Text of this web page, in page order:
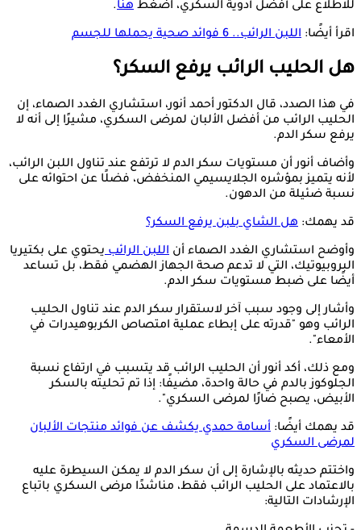
للاطلاع على أفضل أدوية السكري، اضغط هنا.
اقرأ أيضًا: اللبن الرائب.. 6 فوائد صحية يحملها للجسم
هل الحليب الرائب يرفع السكر؟
في هذا الصدد، قال الدكتور أحمد أنور، استشاري الغدد الصماء، إن
الحليب الرائب من أفضل الألبان لمرضى السكري، مشيرًا إلى أنه لا
يرفع سكر الدم.
وأضاف أنور أن مستويات سكر الدم لا ترتفع عند تناول اللبن الرائب،
لأنه يتميز بمؤشره الجلايسيمي المنخفض، فضلًا عن احتوائه على
نسبة ضئيلة من الدهون.
قد يهمك: هل الشاي بلبن يرفع السكر؟
وأوضح استشاري الغدد الصماء أن اللبن الرائبيحتوي على بكتيريا
البروبيوتيك، التي لا تدعم صحة الجهاز الهضمي فقط، بل تساعد
أيضًا على ضبط مستويات سكر الدم.
وأشار إلى وجود سبب آخر لاستقرار سكر الدم عند تناول الحليب
الرائب وهو "قدرته على إبطاء عملية امتصاص الكربوهيدرات في
الأمعاء".
ومع ذلك، أكد أنور أن الحليب الرائب قد يتسبب في ارتفاع نسبة
الجلوكوز بالدم في حالة واحدة، مضيفًا: إذا تم تحليته بالسكر
الأبيض، يصبح ضارًا لمرضى السكري".
قد يهمك أيضًا: أسامة حمدي يكشف عن فوائد منتجات الألبان
لمرضى السكري
واختتم حديثه بالإشارة إلى أن سكر الدم لا يمكن السيطرة عليه
بالاعتماد على الحليب الرائب فقط، مناشدًا مرضى السكري باتباع
الإرشادات التالية: